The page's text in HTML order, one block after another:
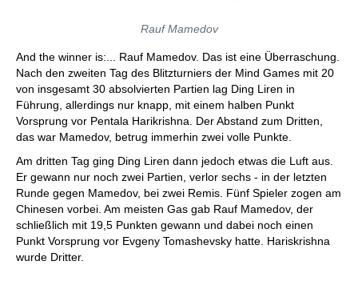
Rauf Mamedov
And the winner is:... Rauf Mamedov. Das ist eine Überraschung.
Nach den zweiten Tag des Blitzturniers der Mind Games mit 20
von insgesamt 30 absolvierten Partien lag Ding Liren in
Führung, allerdings nur knapp, mit einem halben Punkt
Vorsprung vor Pentala Harikrishna. Der Abstand zum Dritten,
das war Mamedov, betrug immerhin zwei volle Punkte.
Am dritten Tag ging Ding Liren dann jedoch etwas die Luft aus.
Er gewann nur noch zwei Partien, verlor sechs - in der letzten
Runde gegen Mamedov, bei zwei Remis. Fünf Spieler zogen am
Chinesen vorbei. Am meisten Gas gab Rauf Mamedov, der
schließlich mit 19,5 Punkten gewann und dabei noch einen
Punkt Vorsprung vor Evgeny Tomashevsky hatte. Hariskrishna
wurde Dritter.